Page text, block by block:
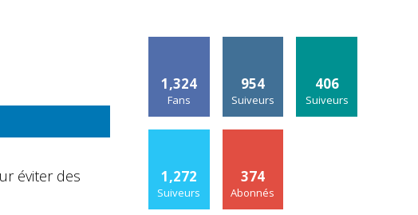
éviter des
1,324
Fans
954
Suiveurs
406
Suiveurs
1,272
Suiveurs
374
Abonnés